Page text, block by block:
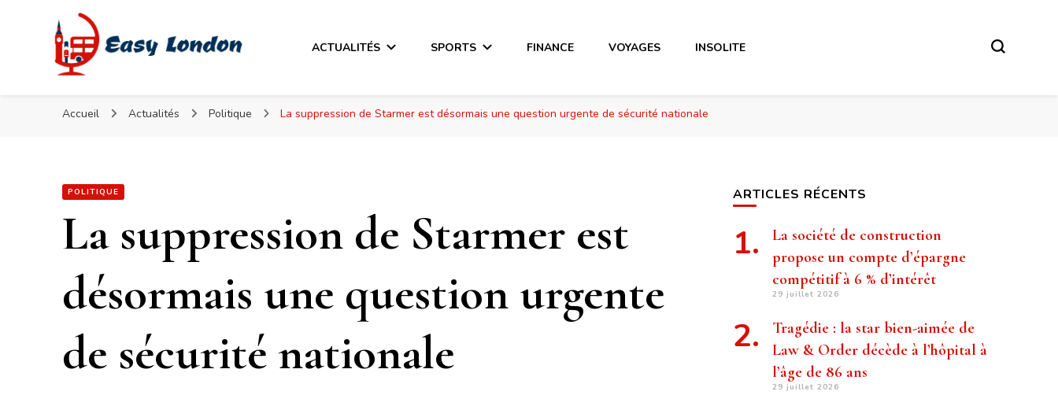
Easy London
Easy London
ACTUALITÉS SPORTS FINANCE VOYAGES INSOLITE
Accueil Actualités Politique La suppression de Starmer est désormais une question urgente de sécurité nationale
POLITIQUE
La suppression de Starmer est
désormais une question urgente
de sécurité nationale
ARTICLES RÉCENTS
La société de construction
propose un compte d’épargne
compétitif à 6 % d’intérêt
29 juillet 2026
Tragédie : la star bien-aimée de
Law & Order décède à l’hôpital à
l’âge de 86 ans
29 juillet 2026